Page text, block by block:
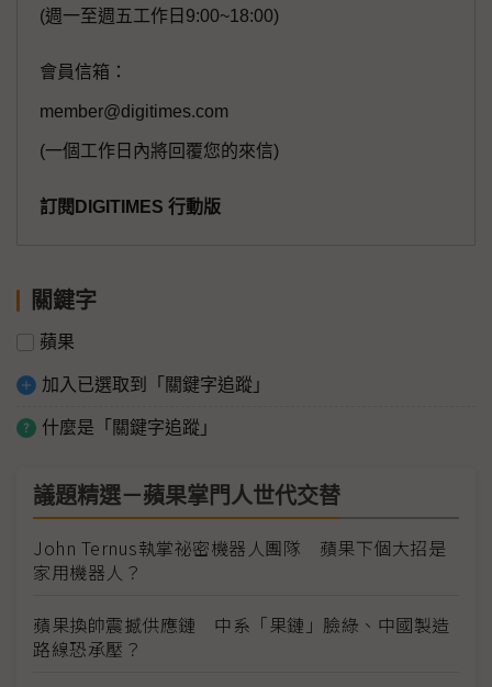
(週一至週五工作日9:00~18:00)
會員信箱：
member@digitimes.com
(一個工作日內將回覆您的來信)
訂閱DIGITIMES 行動版
關鍵字
蘋果
加入已選取到「關鍵字追蹤」
什麼是「關鍵字追蹤」
議題精選－蘋果掌門人世代交替
John Ternus執掌祕密機器人團隊 蘋果下個大招是
家用機器人？
蘋果換帥震撼供應鏈 中系「果鏈」臉綠、中國製造
路線恐承壓？